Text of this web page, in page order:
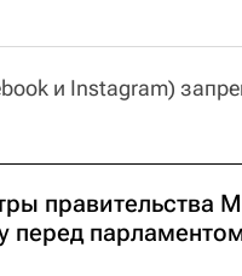
и Instagram)
правительства
перед